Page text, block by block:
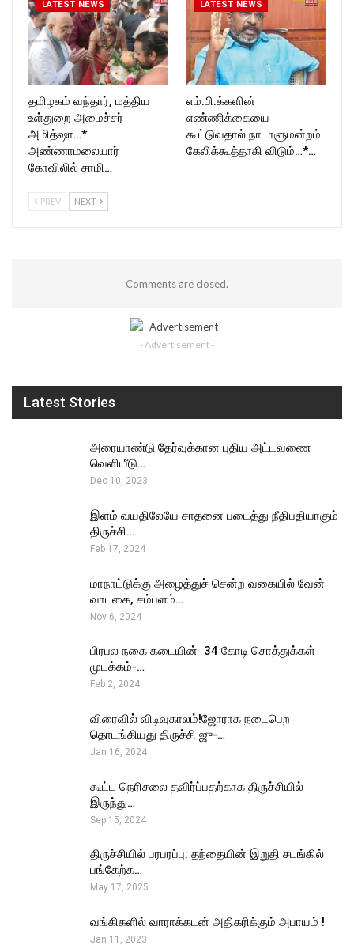
LATEST NEWS
தமிழகம் வந்தார், மத்திய
உள்துறை அமைச்சர்
அமித்ஷா…*
அண்ணாமலையார்
கோவிலில் சாமி…
LATEST NEWS
எம்.பி.க்களின்
எண்ணிக்கையை
கூட்டுவதால் நாடாளுமன்றம்
கேலிக்கூத்தாகி விடும்…*…
PREV NEXT
Comments are closed.
- Advertisement -
Latest Stories
அரையாண்டு தேர்வுக்கான புதிய அட்டவணை
வெளியீடு…
Dec 10, 2023
இளம் வயதிலேயே சாதனை படைத்து நீதிபதியாகும்
திருச்சி…
Feb 17, 2024
மாநாட்டுக்கு அழைத்துச் சென்ற வகையில் வேன்
வாடகை, சம்பளம்…
Nov 6, 2024
பிரபல நகை கடையின் ₹ 34 கோடி சொத்துக்கள்
முடக்கம்-…
Feb 2, 2024
விரைவில் விடிவுகாலம்!ஜோராக நடைபெற
தொடங்கியது திருச்சி ஜு-…
Jan 16, 2024
கூட்ட நெரிசலை தவிர்ப்பதற்காக திருச்சியில்
இருந்து…
Sep 15, 2024
திருச்சியில் பரபரப்பு: தந்தையின் இறுதி சடங்கில்
பங்கேற்க…
May 17, 2025
வங்கிகளில் வாராக்கடன் அதிகரிக்கும் அபாயம் !
Jan 11, 2023